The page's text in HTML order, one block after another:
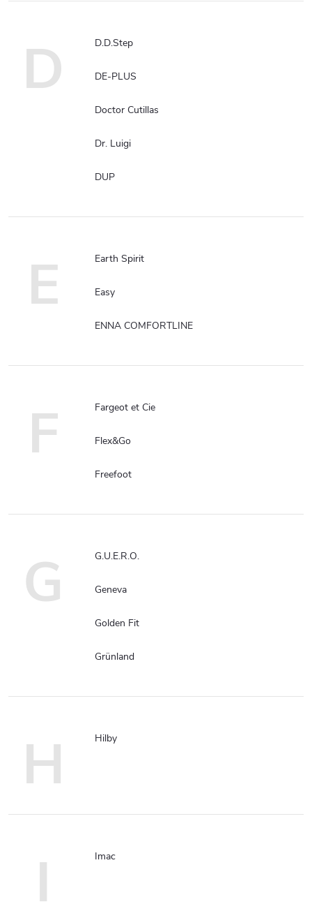
D D.D.Step
DE-PLUS
Doctor Cutillas
Dr. Luigi
DUP
E Earth Spirit
Easy
ENNA COMFORTLINE
F Fargeot et Cie
Flex&Go
Freefoot
G G.U.E.R.O.
Geneva
Golden Fit
Grünland
H Hilby
I Imac